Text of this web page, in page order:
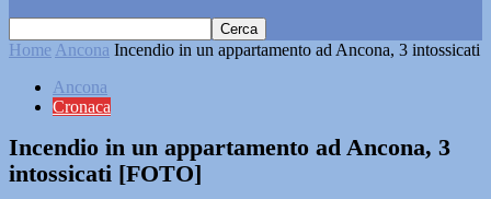
Home Ancona Incendio in un appartamento ad Ancona, 3 intossicati
Ancona
Cronaca
Incendio in un appartamento ad Ancona, 3
intossicati [FOTO]